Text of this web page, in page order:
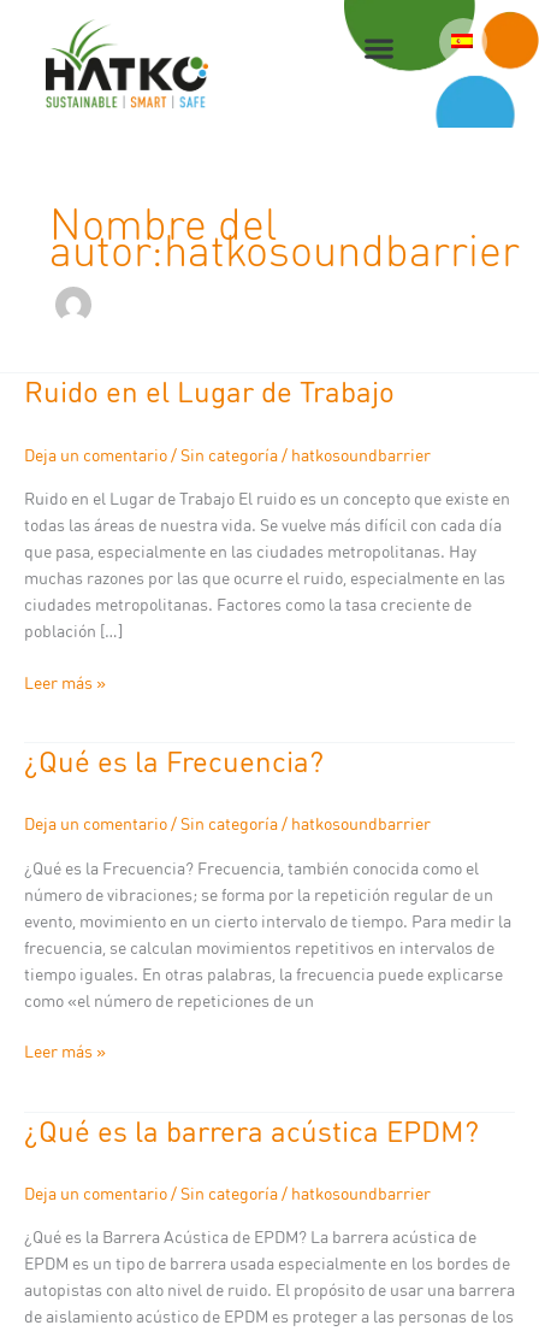
contenido
Nombre del
autor:hatkosoundbarrier
Ruido en el Lugar de Trabajo
Deja un comentario/Sin categoría/ hatkosoundbarrier
Ruido en el Lugar de Trabajo El ruido es un concepto que existe en
todas las áreas de nuestra vida. Se vuelve más difícil con cada día
que pasa, especialmente en las ciudades metropolitanas. Hay
muchas razones por las que ocurre el ruido, especialmente en las
ciudades metropolitanas. Factores como la tasa creciente de
población […]
Ruido
Lugar
de
Trabajo
Leer más »
¿Qué es la Frecuencia?
Deja un comentario/Sin categoría/ hatkosoundbarrier
¿Qué es la Frecuencia? Frecuencia, también conocida como el
número de vibraciones; se forma por la repetición regular de un
evento, movimiento en un cierto intervalo de tiempo. Para medir la
frecuencia, se calculan movimientos repetitivos en intervalos de
tiempo iguales. En otras palabras, la frecuencia puede explicarse
como «el número de repeticiones de un
¿Qué
es
Frecuencia?
Leer más »
¿Qué es la barrera acústica EPDM?
Deja un comentario/Sin categoría/ hatkosoundbarrier
¿Qué es la Barrera Acústica de EPDM? La barrera acústica de
EPDM es un tipo de barrera usada especialmente en los bordes de
autopistas con alto nivel de ruido. El propósito de usar una barrera
de aislamiento acústico de EPDM es proteger a las personas de los
¿Qué
es
barrera
acústica
EPDM?